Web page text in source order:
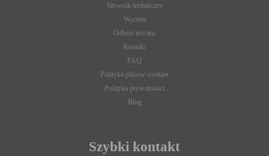
Słownik techniczny
Wycena
Odbiór towaru
Kontakt
FAQ
Polityka plików cookies
Polityka prywatności
Blog
Szybki kontakt